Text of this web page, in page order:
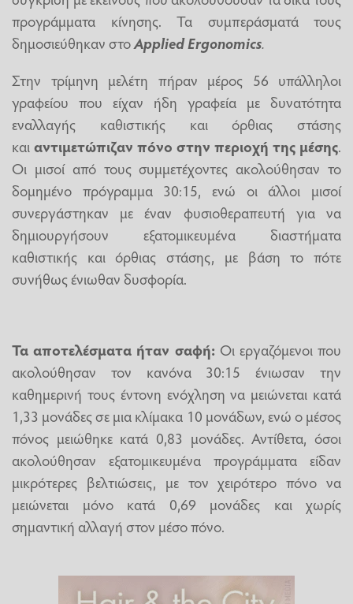
προγράμματα κίνησης. Τα συμπεράσματά τους
δημοσιεύθηκαν στοApplied Ergonomics.
Στην τρίμηνη μελέτη πήραν μέρος 56 υπάλληλοι
γραφείου που είχαν ήδη γραφεία με δυνατότητα
εναλλαγής καθιστικής και όρθιας στάσης
και αντιμετώπιζαν πόνο στην περιοχή της μέσης.
Οι μισοί από τους συμμετέχοντες ακολούθησαν το
δομημένο πρόγραμμα 30:15, ενώ οι άλλοι μισοί
συνεργάστηκαν με έναν φυσιοθεραπευτή για να
δημιουργήσουν εξατομικευμένα διαστήματα
καθιστικής και όρθιας στάσης, με βάση το πότε
συνήθως ένιωθαν δυσφορία.
Τα αποτελέσματα ήταν σαφή: Οι εργαζόμενοι που
ακολούθησαν τον κανόνα 30:15 ένιωσαν την
καθημερινή τους έντονη ενόχληση να μειώνεται κατά
1,33 μονάδες σε μια κλίμακα 10 μονάδων, ενώ ο μέσος
πόνος μειώθηκε κατά 0,83 μονάδες. Αντίθετα, όσοι
ακολούθησαν εξατομικευμένα προγράμματα είδαν
μικρότερες βελτιώσεις, με τον χειρότερο πόνο να
μειώνεται μόνο κατά 0,69 μονάδες και χωρίς
σημαντική αλλαγή στον μέσο πόνο.